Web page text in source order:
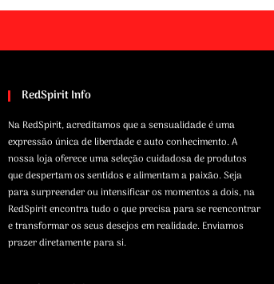
RedSpirit Info
Na RedSpirit, acreditamos que a sensualidade é uma
expressão única de liberdade e auto conhecimento. A
nossa loja oferece uma seleção cuidadosa de produtos
que despertam os sentidos e alimentam a paixão. Seja
para surpreender ou intensificar os momentos a dois, na
RedSpirit encontra tudo o que precisa para se reencontrar
e transformar os seus desejos em realidade. Enviamos
prazer diretamente para si.